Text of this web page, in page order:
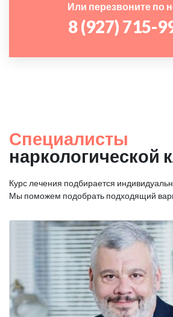
Или перезвоните по
8 (927) 715-
Специалисты
наркологической
Курс лечения подбирается
Мы поможем подобрать подходящий